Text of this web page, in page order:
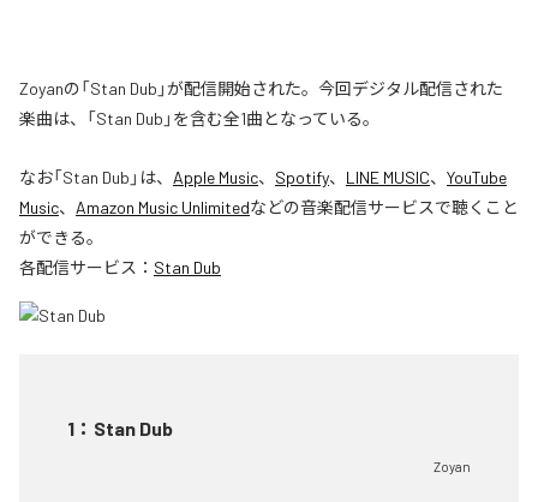
Zoyanの「Stan Dub」が配信開始された。今回デジタル配信された
楽曲は、「Stan Dub」を含む全1曲となっている。
なお「Stan Dub 」は、 Apple Music、 Spotify、 LINE MUSIC、 YouTube
Music、 Amazon Music Unlimitedなどの音楽配信サービスで聴くこと
ができる。
各配信サービス： Stan Dub
1 ： Stan Dub
Zoyan